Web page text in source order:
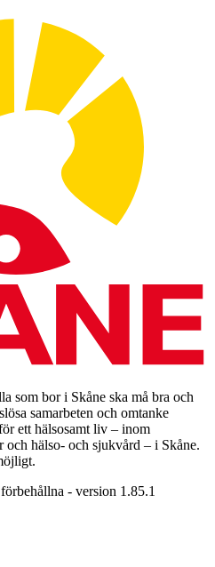
som bor i Skåne ska må bra och
samarbeten och omtanke
ett hälsosamt liv – inom
hälso- och sjukvård – i Skåne.
- version 1.85.1